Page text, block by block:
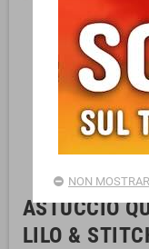
ASTUCCIO
LILO &
NON